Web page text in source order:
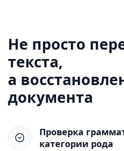
Не просто
текста,
а
документа
Проверка
категории рода